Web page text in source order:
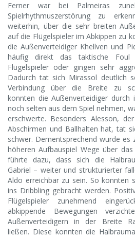
Ferner war bei Palmeiras
Spielrhythmuszerstörung zu
weiterhin, über die sehr breiten
auf die Flügelspieler im Abkippen zu
die Außenverteidiger Khellven und
häufig direkt das taktische Foul
Flügelspieler oder gingen sehr
Dadurch tat sich Mirassol deutlich
Verbindung über die Breite zu
konnten die Außenverteidiger durch
noch selten aus dem Spiel nehmen,
erschwerte. Besonders Alesson,
Abschirmen und Ballhalten hat, tat
schwer. Dementsprechend wurde es
höheren Aufbauspiel Wege über
führte dazu, dass sich die
Gabriel – weiter und strukturierter
Aldo erreichbar zu sein. So konnten
ins Dribbling gebracht werden.
Flügelspieler zunehmend
abkippende Bewegungen
Außenverteidigern in der Breite
ließen. Diese konnten die